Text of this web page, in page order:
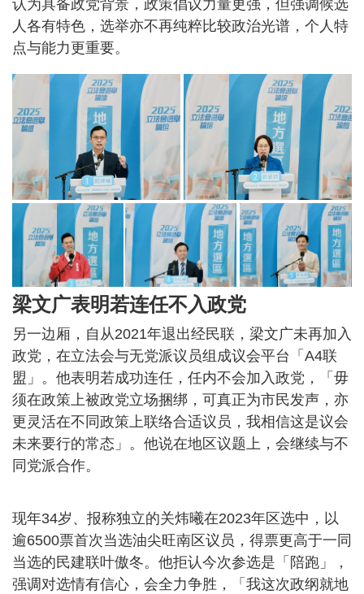
认为具备政党背景，政策倡议力量更强，但强调候选
人各有特色，选举亦不再纯粹比较政治光谱，个人特
点与能力更重要。
梁文广表明若连任不入政党
另一边厢，自从2021年退出经民联，梁文广未再加入
政党，在立法会与无党派议员组成议会平台「A4联
盟」。他表明若成功连任，任内不会加入政党，「毋
须在政策上被政党立场捆绑，可真正为市民发声，亦
更灵活在不同政策上联络合适议员，我相信这是议会
未来要行的常态」。他说在地区议题上，会继续与不
同党派合作。
现年34岁、报称独立的关炜曦在2023年区选中，以
逾6500票首次当选油尖旺南区议员，得票更高于一同
当选的民建联叶傲冬。他拒认今次参选是「陪跑」，
强调对选情有信心，会全力争胜，「我这次政纲就地